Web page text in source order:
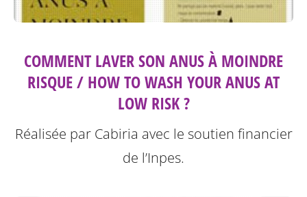
COMMENT LAVER SON ANUS À MOINDRE
RISQUE / HOW TO WASH YOUR ANUS AT
LOW RISK ?
Réalisée par Cabiria avec le soutien financier
de l’Inpes.